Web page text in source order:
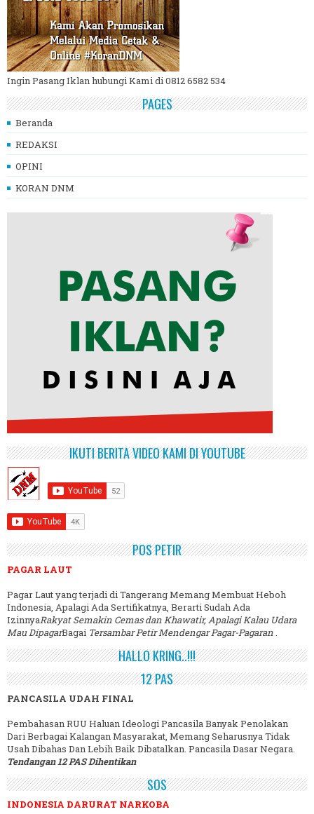
Ingin Pasang Iklan hubungi Kami di 0812 6582 534
PAGES
Beranda
REDAKSI
OPINI
KORAN DNM
IKUTI BERITA VIDEO KAMI DI YOUTUBE
POS PETIR
PAGAR LAUT
Pagar Laut yang terjadi di Tangerang Memang Membuat Heboh
Indonesia, Apalagi Ada Sertifikatnya, Berarti Sudah Ada
IzinnyaRakyat Semakin Cemas dan Khawatir, Apalagi Kalau Udara
Mau DipagarBagai Tersambar Petir Mendengar Pagar-Pagaran.
HALLO KRING..!!!
12 PAS
PANCASILA UDAH FINAL
Pembahasan RUU Haluan Ideologi Pancasila Banyak Penolakan
Dari Berbagai Kalangan Masyarakat, Memang Seharusnya Tidak
Usah Dibahas Dan Lebih Baik Dibatalkan. Pancasila Dasar Negara.
Tendangan 12 PAS Dihentikan
SOS
INDONESIA DARURAT NARKOBA